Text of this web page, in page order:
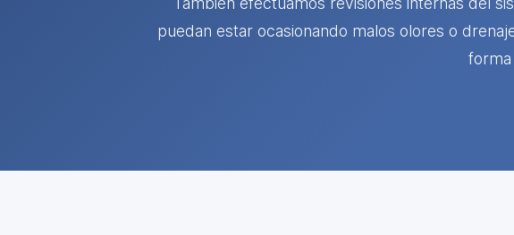
puedan estar ocasionando malos olores o
forma